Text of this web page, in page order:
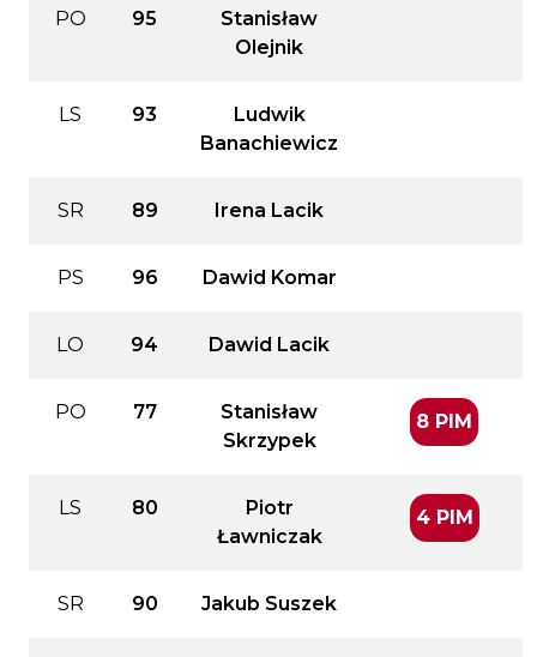
PO 95
Stanisław
Olejnik
LS 93
Ludwik
Banachiewicz
SR 89 Irena Lacik
PS 96 Dawid Komar
LO 94 Dawid Lacik
PO 77
Stanisław
Skrzypek
8 PIM
LS 80
Piotr
Ławniczak
4 PIM
SR 90 Jakub Suszek